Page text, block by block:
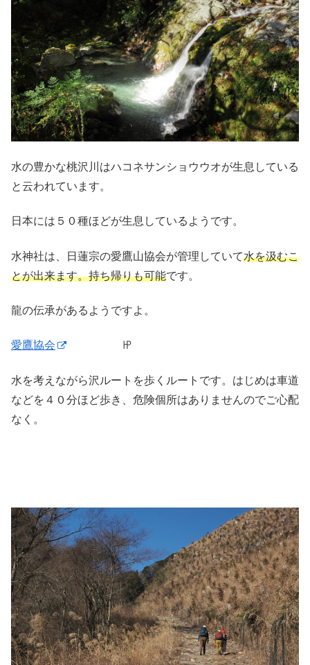
水の豊かな桃沢川はハコネサンショウウオが生息している
と云われています。
日本には５０種ほどが生息しているようです。
水神社は、日蓮宗の愛鷹山協会が管理していて水を汲むこ
とが出来ます。持ち帰りも可能です。
龍の伝承があるようですよ。
愛鷹協会 ㏋
水を考えながら沢ルートを歩くルートです。はじめは車道
などを４０分ほど歩き、危険個所はありませんのでご心配
なく。